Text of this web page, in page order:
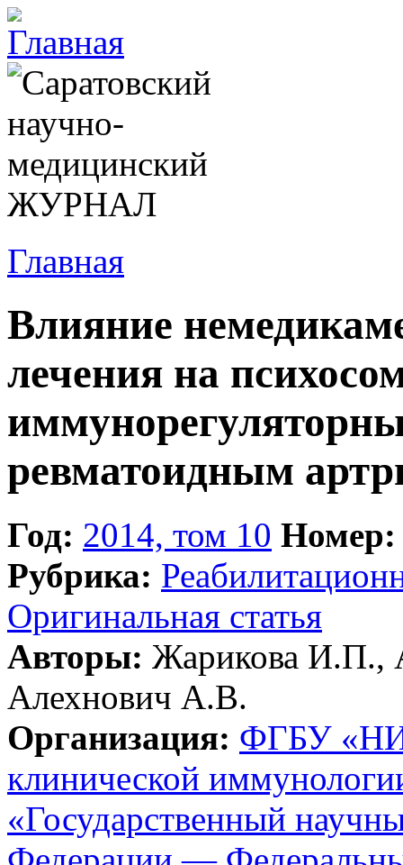
Главная
Влияние
лечения на
ревматоидным
Год: 2014, том 10 Номер:
Рубрика:
Оригинальная статья
Авторы: Жарикова И.П.,
Алехнович А.В.
Организация: ФГБУ
клинической
«Государственный